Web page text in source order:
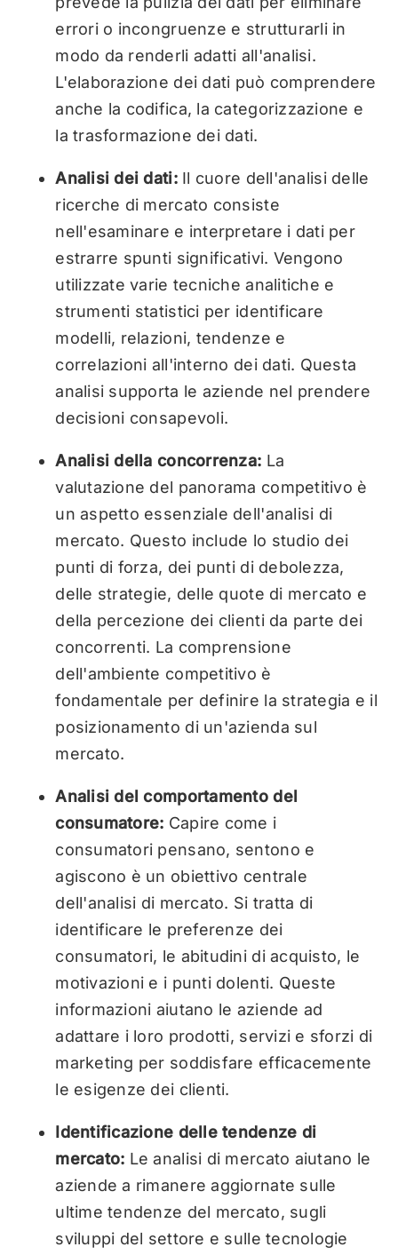
errori o incongruenze e strutturarli in
modo da renderli adatti all'analisi.
L'elaborazione dei dati può comprendere
anche la codifica, la categorizzazione e
la trasformazione dei dati.
Analisi dei dati: Il cuore dell'analisi delle
ricerche di mercato consiste
nell'esaminare e interpretare i dati per
estrarre spunti significativi. Vengono
utilizzate varie tecniche analitiche e
strumenti statistici per identificare
modelli, relazioni, tendenze e
correlazioni all'interno dei dati. Questa
analisi supporta le aziende nel prendere
decisioni consapevoli.
Analisi della concorrenza: La
valutazione del panorama competitivo è
un aspetto essenziale dell'analisi di
mercato. Questo include lo studio dei
punti di forza, dei punti di debolezza,
delle strategie, delle quote di mercato e
della percezione dei clienti da parte dei
concorrenti. La comprensione
dell'ambiente competitivo è
fondamentale per definire la strategia e il
posizionamento di un'azienda sul
mercato.
Analisi del comportamento del
consumatore: Capire come i
consumatori pensano, sentono e
agiscono è un obiettivo centrale
dell'analisi di mercato. Si tratta di
identificare le preferenze dei
consumatori, le abitudini di acquisto, le
motivazioni e i punti dolenti. Queste
informazioni aiutano le aziende ad
adattare i loro prodotti, servizi e sforzi di
marketing per soddisfare efficacemente
le esigenze dei clienti.
Identificazione delle tendenze di
mercato: Le analisi di mercato aiutano le
aziende a rimanere aggiornate sulle
ultime tendenze del mercato, sugli
sviluppi del settore e sulle tecnologie